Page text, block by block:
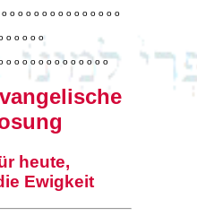
o o o o o o o o o o o o o o o
o o o o o
o o o o o o o o o o o o o
heute,
Ewigkeit